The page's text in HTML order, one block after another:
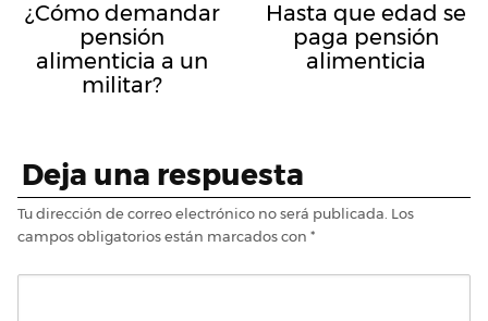
¿Cómo demandar
pensión
alimenticia a un
militar?
Hasta que edad se
paga pensión
alimenticia
Deja una respuesta
Tu dirección de correo electrónico no será publicada. Los
campos obligatorios están marcados con *